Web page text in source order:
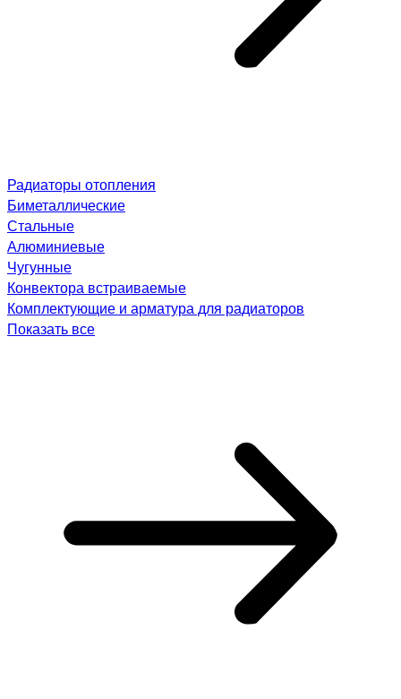
Радиаторы отопления
Биметаллические
Стальные
Алюминиевые
Чугунные
Конвектора встраиваемые
Комплектующие и арматура для радиаторов
Показать все